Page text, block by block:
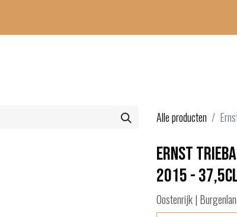
Alle producten
Ernst
2015 -
Oostenrijk |